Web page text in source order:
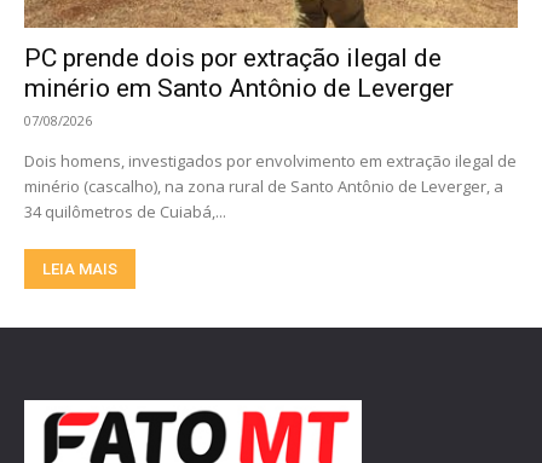
PC prende dois por extração ilegal de
minério em Santo Antônio de Leverger
07/08/2026
Dois homens, investigados por envolvimento em extração ilegal de
minério (cascalho), na zona rural de Santo Antônio de Leverger, a
34 quilômetros de Cuiabá,...
LEIA MAIS